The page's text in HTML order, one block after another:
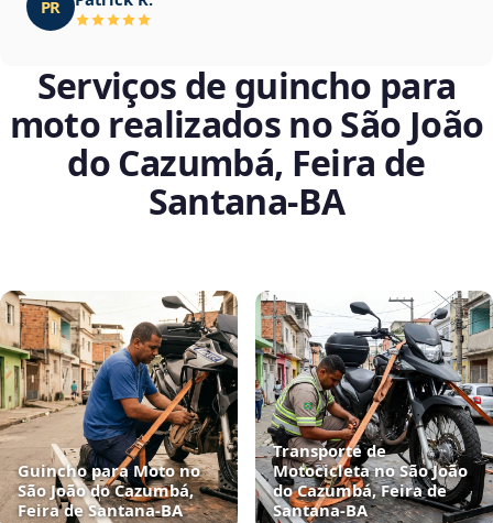
PR
Serviços de guincho para
moto realizados no São João
do Cazumbá, Feira de
Santana‑BA
Guincho para Moto no
São João do Cazumbá,
Feira de Santana‑BA
Transporte de
Motocicleta no São João
do Cazumbá, Feira de
Santana‑BA